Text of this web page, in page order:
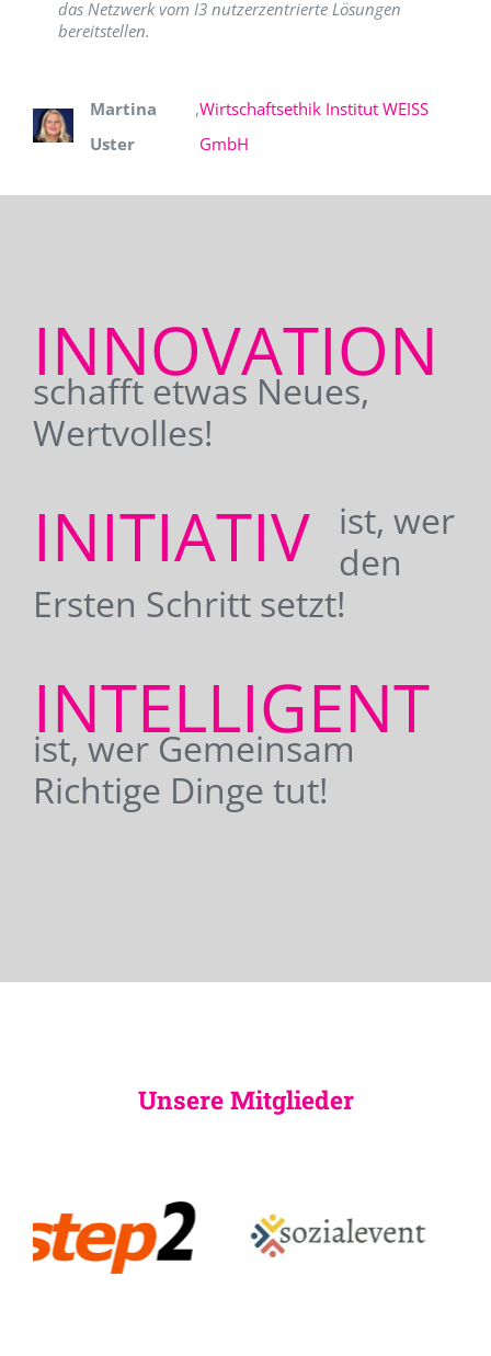
das Netzwerk vom I3 nutzerzentrierte Lösungen
bereitstellen.
Martina
Uster
,Wirtschaftsethik Institut WEISS
GmbH
INNOVATION
schafft etwas Neues,
Wertvolles!
INITIATIV
ist, wer
den
Ersten Schritt setzt!
INTELLIGENT
ist, wer Gemeinsam
Richtige Dinge tut!
Unsere Mitglieder